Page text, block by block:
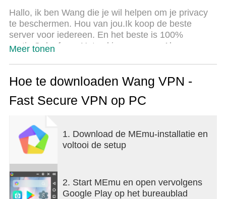
Hallo, ik ben Wang die je wil helpen om je privacy
te beschermen. Hou van jou.Ik koop de beste
server voor iedereen. En het beste is 100%
gratis.Geloof me. Het zal je verrassen.Als u
deze APP niet om illegale dingen te doen.Ik hou
Meer tonen
Hoe te downloaden Wang VPN -
Fast Secure VPN op PC
1. Download de MEmu-installatie en
voltooi de setup
2. Start MEmu en open vervolgens
Google Play op het bureaublad